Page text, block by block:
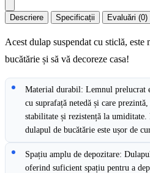
Descriere Specificații Evaluări (0)
Acest dulap suspendat cu sticlă,
bucătărie și să vă decoreze casa!
Material durabil: Lemnul prelucrat
cu suprafață netedă și care
stabilitate și rezistență la
dulapul de bucătărie este ușor de
Spațiu amplu de depozitare:
oferind suficient spațiu pentru a